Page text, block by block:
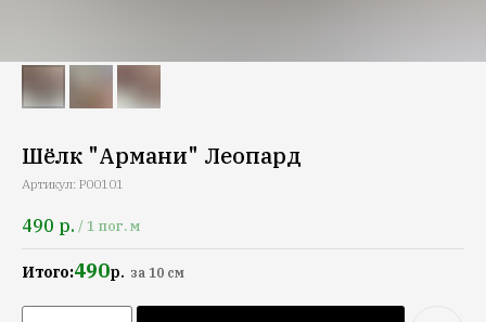
Шёлк "Армани" Леопард
Артикул: P00101
490 р. /1 пог. м
Итого:490р. за 10 см